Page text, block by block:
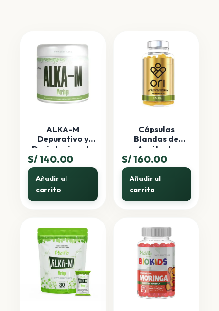
ALKA-M
Depurativo y
Desintoxicante
Pote
S/140.00
Añadir al
carrito
Cápsulas
Blandas de
Aceite de
Moringa ORI
S/160.00
Añadir al
carrito